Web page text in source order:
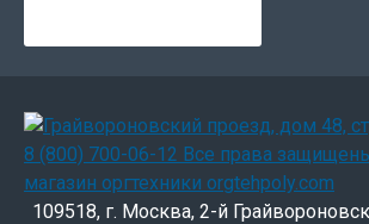
109518, г. Москва, 2-й